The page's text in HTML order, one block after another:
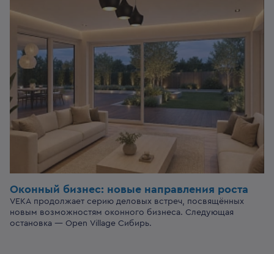
Оконный бизнес: новые направления роста
VEKA продолжает серию деловых встреч, посвящённых
новым возможностям оконного бизнеса. Следующая
остановка — Open Village Сибирь.